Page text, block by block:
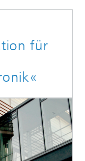
für